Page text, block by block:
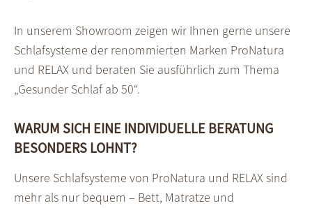
In unserem Showroom zeigen wir Ihnen gerne unsere
Schlafsysteme der renommierten Marken ProNatura
und RELAX und beraten Sie ausführlich zum Thema
„Gesunder Schlaf ab 50“.
WARUM SICH EINE INDIVIDUELLE BERATUNG
BESONDERS LOHNT?
Unsere Schlafsysteme von ProNatura und RELAX sind
mehr als nur bequem – Bett, Matratze und